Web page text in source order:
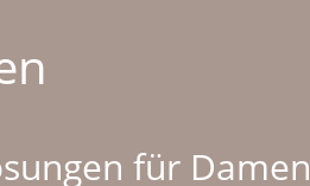
für Damen